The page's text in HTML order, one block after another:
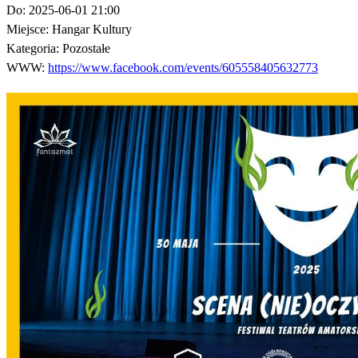
Do: 2025-06-01 21:00
Miejsce: Hangar Kultury
Kategoria: Pozostałe
WWW: https://www.facebook.com/events/605558405632773